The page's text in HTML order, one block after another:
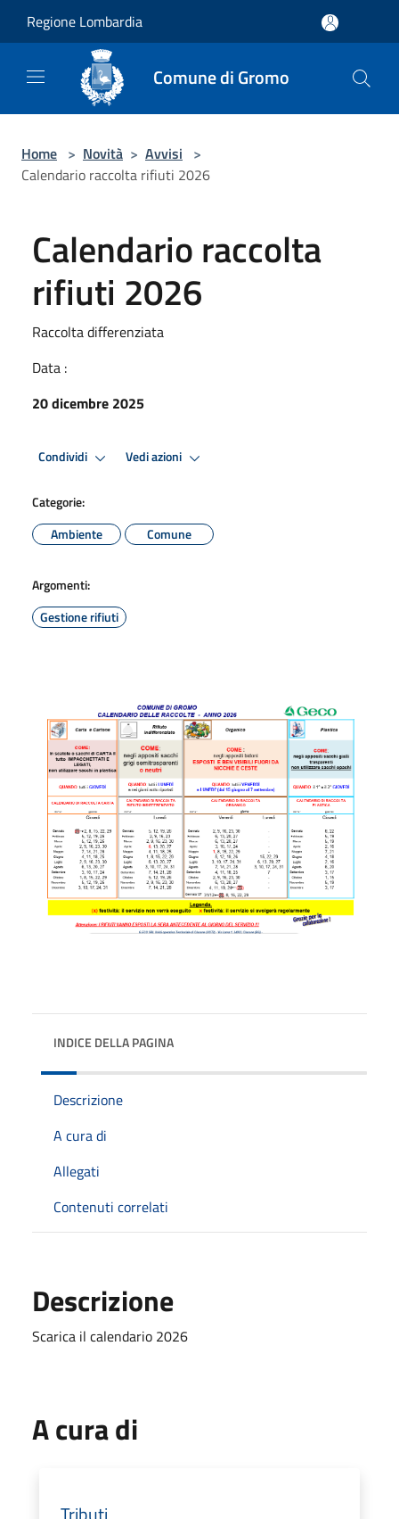
Regione Lombardia
Comune di Gromo
Home > Novità > Avvisi >
Calendario raccolta rifiuti 2026
Calendario raccolta
rifiuti 2026
Raccolta differenziata
Data :
20 dicembre 2025
Condividi Vedi azioni
Categorie:
Ambiente
Comune
Argomenti:
Gestione rifiuti
INDICE DELLA PAGINA
Descrizione
A cura di
Allegati
Contenuti correlati
Descrizione
Scarica il calendario 2026
A cura di